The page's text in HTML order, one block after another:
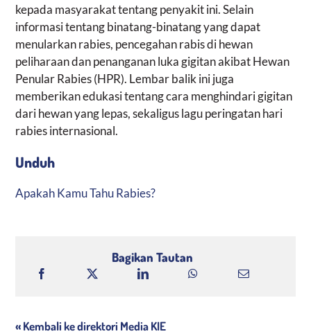
kepada masyarakat tentang penyakit ini. Selain
informasi tentang binatang-binatang yang dapat
menularkan rabies, pencegahan rabis di hewan
peliharaan dan penanganan luka gigitan akibat Hewan
Penular Rabies (HPR). Lembar balik ini juga
memberikan edukasi tentang cara menghindari gigitan
dari hewan yang lepas, sekaligus lagu peringatan hari
rabies internasional.
Unduh
Apakah Kamu Tahu Rabies?
Bagikan Tautan
« Kembali ke direktori Media KIE